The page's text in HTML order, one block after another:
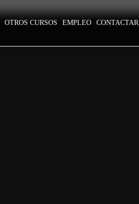
OTROS CURSOS EMPLEO CONTACTAR